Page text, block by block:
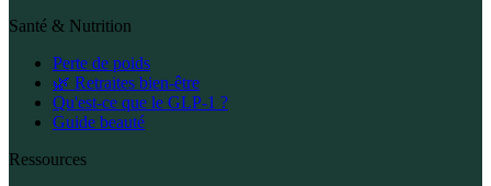
Santé & Nutrition
Perte de poids
🌿 Retraites bien-être
Qu'est-ce que le GLP-1 ?
Guide beauté
Ressources